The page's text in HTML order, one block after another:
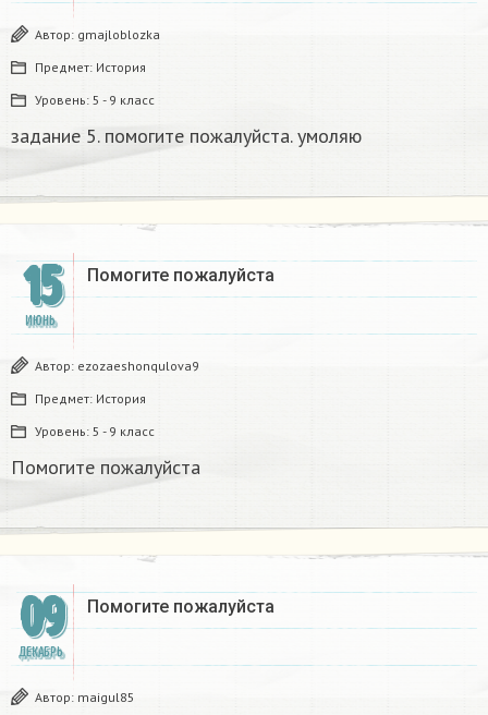
Автор: gmajloblozka
Предмет: История
Уровень: 5 - 9 класс
задание 5. помогите пожалуйста. умоляю
15
ИЮНЬ
Помогите пожалуйста
Автор: ezozaeshonqulova9
Предмет: История
Уровень: 5 - 9 класс
Помогите пожалуйста
09
ДЕКАБРЬ
Помогите пожалуйста
Автор: maigul85